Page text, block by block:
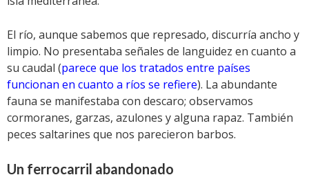
El río, aunque sabemos que represado, discurría ancho y
limpio. No presentaba señales de languidez en cuanto a
su caudal (parece que los tratados entre países
funcionan en cuanto a ríos se refiere). La abundante
fauna se manifestaba con descaro; observamos
cormoranes, garzas, azulones y alguna rapaz. También
peces saltarines que nos parecieron barbos.
Un ferrocarril abandonado